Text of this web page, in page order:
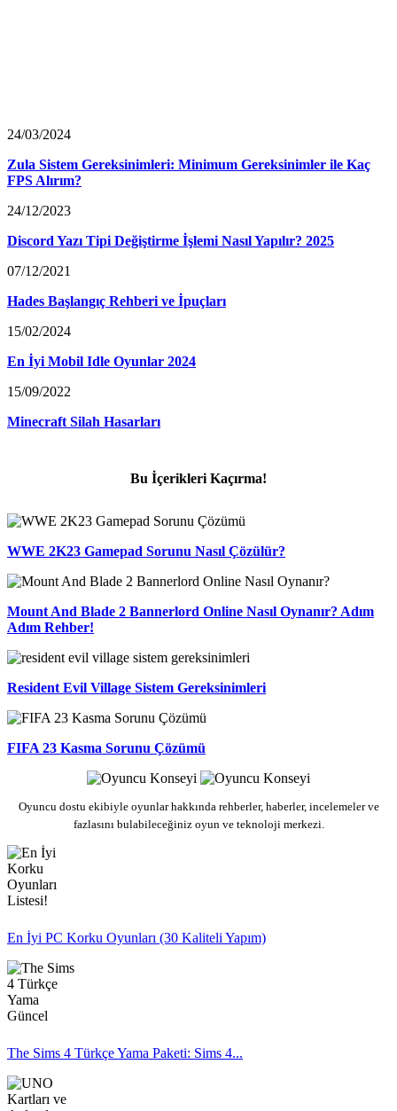
24/03/2024
Zula Sistem Gereksinimleri: Minimum Gereksinimler ile Kaç
FPS Alırım?
24/12/2023
Discord Yazı Tipi Değiştirme İşlemi Nasıl Yapılır? 2025
07/12/2021
Hades Başlangıç Rehberi ve İpuçları
15/02/2024
En İyi Mobil Idle Oyunlar 2024
15/09/2022
Minecraft Silah Hasarları
Bu İçerikleri Kaçırma!
WWE 2K23 Gamepad Sorunu Nasıl Çözülür?
Mount And Blade 2 Bannerlord Online Nasıl Oynanır? Adım
Adım Rehber!
Resident Evil Village Sistem Gereksinimleri
FIFA 23 Kasma Sorunu Çözümü
Oyuncu dostu ekibiyle oyunlar hakkında rehberler, haberler, incelemeler ve
fazlasını bulabileceğiniz oyun ve teknoloji merkezi.
En İyi PC Korku Oyunları (30 Kaliteli Yapım)
The Sims 4 Türkçe Yama Paketi: Sims 4...